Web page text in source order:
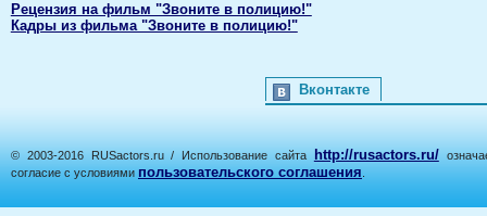
Рецензия на фильм "Звоните в полицию!"
Кадры из фильма "Звоните в полицию!"
Вконтакте
© 2003-2016 RUSactors.ru / Использование сайта http://rusactors.ru/
согласие с условиями пользовательского соглашения